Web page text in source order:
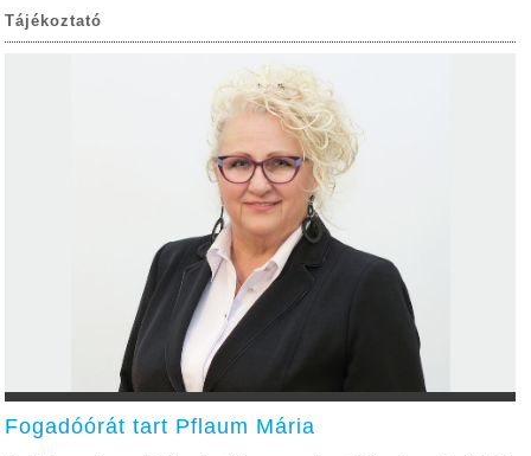
Tájékoztató
Fogadóórát tart Pflaum Mária